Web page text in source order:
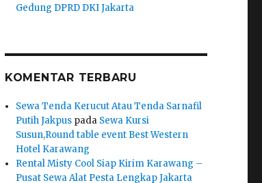
Gedung DPRD DKI Jakarta
KOMENTAR TERBARU
Sewa Tenda Kerucut Atau Tenda Sarnafil
Putih Jakpus pada Sewa Kursi
Susun,Round table event Best Western
Hotel Karawang
Rental Misty Cool Siap Kirim Karawang –
Pusat Sewa Alat Pesta Lengkap Jakarta